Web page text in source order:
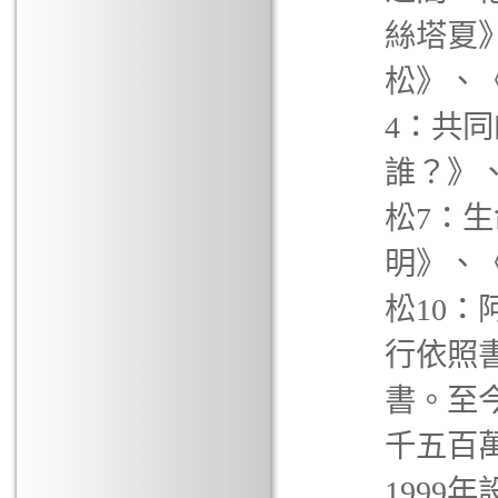
絲塔夏
松》、
4：共
誰？》
松7：
明》、
松10：
行依照
書。至
千五百